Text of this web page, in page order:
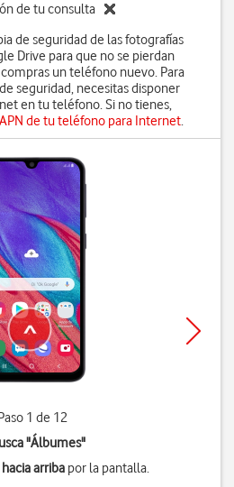
de tu consulta
de seguridad de las fotografías
Drive para que no se pierdan
un teléfono nuevo. Para
seguridad, necesitas disponer
en tu teléfono. Si no tienes,
de tu teléfono para Internet.
1 de 12
"Álbumes"
arriba por la pantalla.